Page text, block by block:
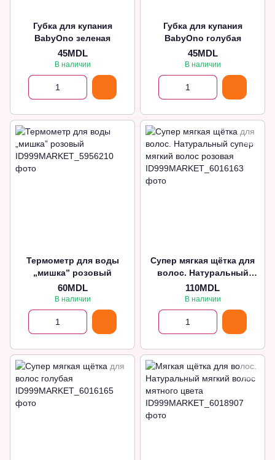
Губка для купания
BabyOno зеленая
45MDL
В наличии
Губка для купания
BabyOno голубая
45MDL
В наличии
Термометр для воды
„мишка” розовый
60MDL
В наличии
Супер мягкая щётка для
волос. Натуральный
супер мягкий волос
розовая
110MDL
В наличии